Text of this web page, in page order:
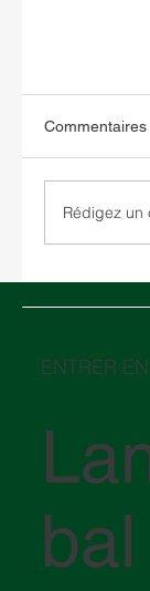
Commentaires
Rédigez un
ENTRER
bal